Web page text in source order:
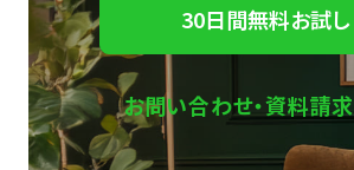
30日間無料お試し
お問い合わせ・資料請求